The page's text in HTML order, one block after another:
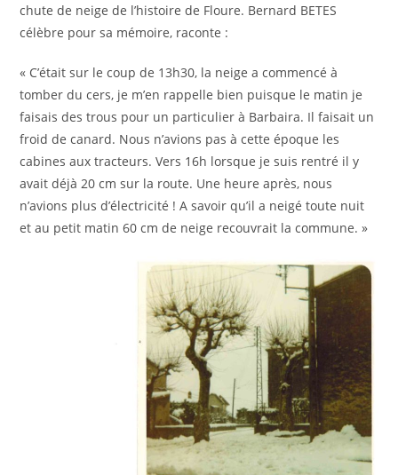
chute de neige de l’histoire de Floure. Bernard BETES
célèbre pour sa mémoire, raconte :
« C’était sur le coup de 13h30, la neige a commencé à
tomber du cers, je m’en rappelle bien puisque le matin je
faisais des trous pour un particulier à Barbaira. Il faisait un
froid de canard. Nous n’avions pas à cette époque les
cabines aux tracteurs. Vers 16h lorsque je suis rentré il y
avait déjà 20 cm sur la route. Une heure après, nous
n’avions plus d’électricité ! A savoir qu’il a neigé toute nuit
et au petit matin 60 cm de neige recouvrait la commune. »